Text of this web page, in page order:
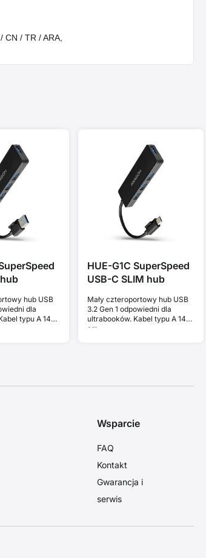
CN / TR / ARA,
hub USB
dla
typu A 14
HUE-G1C SuperSpeed
USB-C SLIM hub
Mały czteroportowy hub USB
3.2 Gen 1 odpowiedni dla
ultrabooków. Kabel typu A 14
cm.
Wsparcie
FAQ
Kontakt
Gwarancja i
serwis